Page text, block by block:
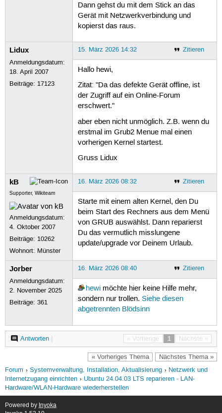
Dann gehst du mit dem Stick an das
Gerät mit Netzwerkverbindung und
kopierst das raus.
Lidux
Anmeldungsdatum:
18. April 2007
Beiträge: 17123
Zitieren
15. März 2026 14:32
Hallo hewi,
Zitat: "Da das defekte Gerät offline, ist
der Zugriff auf ein Online-Forum
erschwert."
aber eben nicht unmöglich. Z.B. wenn du
erstmal im Grub2 Menue mal einen
vorherigen Kernel startest.
Gruss Lidux
kB
Supporter, Wikiteam
Anmeldungsdatum:
4. Oktober 2007
Beiträge: 10262
Wohnort: Münster
Zitieren
16. März 2026 08:32
Starte mit einem alten Kernel, den Du
beim Start des Rechners aus dem Menü
von GRUB auswählst. Dann reparierst
Du das vermutlich misslungene
update/upgrade vor Deinem Urlaub.
Jorber
Anmeldungsdatum:
2. November 2025
Beiträge:361
Zitieren
16. März 2026 08:40
hewimöchte hier keine Hilfe mehr,
sondern nur trollen. Siehe diesen
abgetrennten Blödsinn
« Vorherige 1 Nächste »
Antworten|
« Vorheriges Thema Nächstes Thema »
Forum Systemverwaltung, Installation, Aktualisierung
Netzwerk und
Internetzugang einrichten
Ubuntu 24.04.03 LTS reparieren - LAN-
Hardware/WLAN-Hardware wiederherstellen
Powered by Inyoka